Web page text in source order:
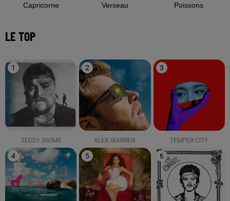
Capricorne Verseau Poissons
LE TOP
1
TEDDY SWIMS
2
ALEX WARREN
3
TEMPER CITY
4 5 6